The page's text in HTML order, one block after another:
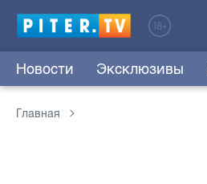
Новости Эксклюзивы
Главная